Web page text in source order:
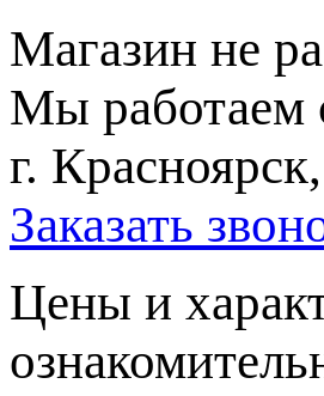
Магазин не
Мы работаем
г.
Заказать
Цeны и